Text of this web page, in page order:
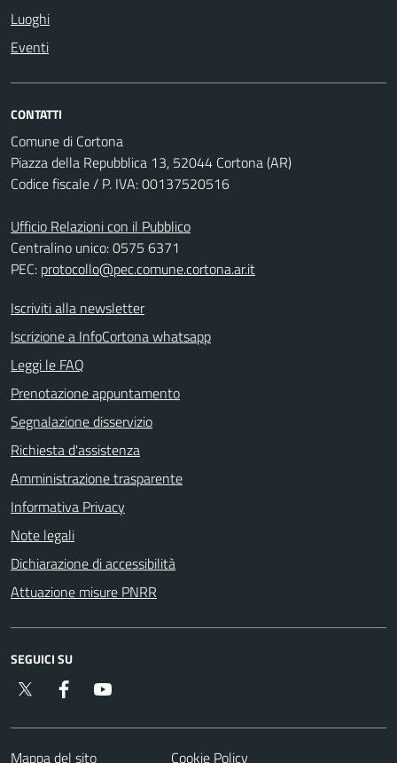
Luoghi
Eventi
CONTATTI
Comune di Cortona
Piazza della Repubblica 13, 52044 Cortona (AR)
Codice fiscale / P. IVA: 00137520516
Ufficio Relazioni con il Pubblico
Centralino unico: 0575 6371
PEC: protocollo@pec.comune.cortona.ar.it
Iscriviti alla newsletter
Iscrizione a InfoCortona whatsapp
Leggi le FAQ
Prenotazione appuntamento
Segnalazione disservizio
Richiesta d'assistenza
Amministrazione trasparente
Informativa Privacy
Note legali
Dichiarazione di accessibilità
Attuazione misure PNRR
SEGUICI SU
Twitter Facebook
Mappa del sito Cookie Policy